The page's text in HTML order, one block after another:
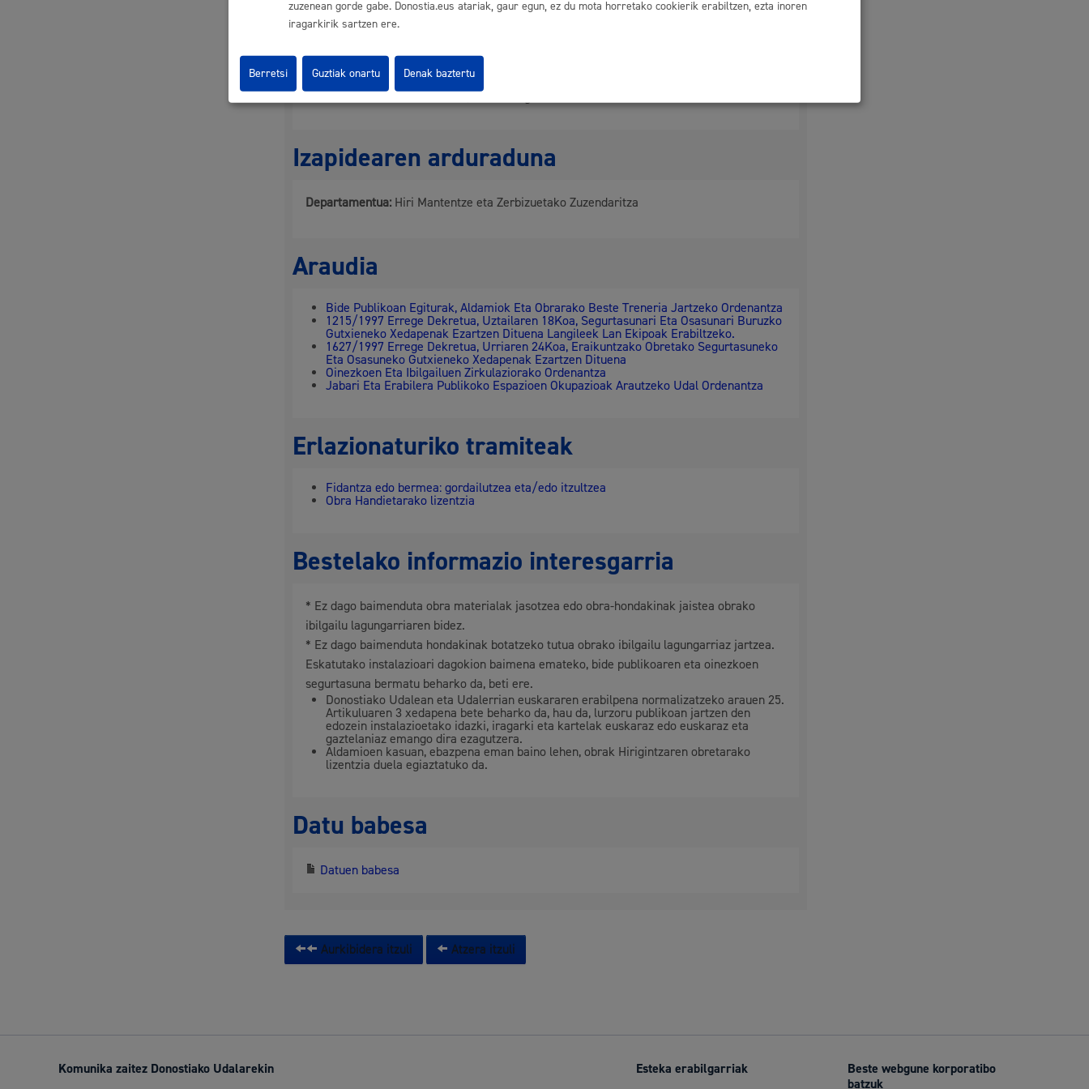
Baimena ematea edo ez ematea ebaztea.
Fidantzaren gordailua. Fidantza jarri behar bada: zenbatekoa jakinaraziko da eta
ordainketaren egiaztagiria aurkeztu beharko da.
Likidazioen bulegoari, tasaren ordainketa bidaltzeko (ondorengo ordainketa dagokion
kasuetan).
Tasaren ordainketa
Izapidearen arduraduna
Departamentua: Hiri Mantentze eta Zerbizuetako Zuzendaritza
Araudia
Bide Publikoan Egiturak, Aldamiok Eta Obrarako Beste Treneria Jartzeko Ordenantza
1215/1997 Errege Dekretua, Uztailaren 18Koa, Segurtasunari Eta Osasunari Buruzko
Gutxieneko Xedapenak Ezartzen Dituena Langileek Lan Ekipoak Erabiltzeko.
1627/1997 Errege Dekretua, Urriaren 24Koa, Eraikuntzako Obretako Segurtasuneko
Eta Osasuneko Gutxieneko Xedapenak Ezartzen Dituena
Oinezkoen Eta Ibilgailuen Zirkulaziorako Ordenantza
Jabari Eta Erabilera Publikoko Espazioen Okupazioak Arautzeko Udal Ordenantza
Erlazionaturiko tramiteak
Fidantza edo bermea: gordailutzea eta/edo itzultzea
Obra Handietarako lizentzia
Bestelako informazio interesgarria
* Ez dago baimenduta obra materialak jasotzea edo obra-hondakinak jaistea obrako
ibilgailu lagungarriaren bidez.
* Ez dago baimenduta hondakinak botatzeko tutua obrako ibilgailu lagungarriaz jartzea.
Eskatutako instalazioari dagokion baimena emateko, bide publikoaren eta oinezkoen
segurtasuna bermatu beharko da, beti ere.
Donostiako Udalean eta Udalerrian euskararen erabilpena normalizatzeko arauen 25.
Artikuluaren 3 xedapena bete beharko da, hau da, lurzoru publikoan jartzen den
edozein instalazioetako idazki, iragarki eta kartelak euskaraz edo euskaraz eta
gaztelaniaz emango dira ezagutzera.
Aldamioen kasuan, ebazpena eman baino lehen, obrak Hirigintzaren obretarako
lizentzia duela egiaztatuko da.
Datu babesa
Datuen babesa
Aurkibidera itzuli Atzera itzuli
Komunika zaitez Donostiako Udalarekin Esteka erabilgarriak
Beste webgune korporatibo
batzuk
zuzenean gorde gabe. Donostia.eus atariak, gaur egun, ez du mota horretako cookierik erabiltzen, ezta inoren
iragarkirik sartzen ere.
Denak baztertu
Berretsi Guztiak onartu